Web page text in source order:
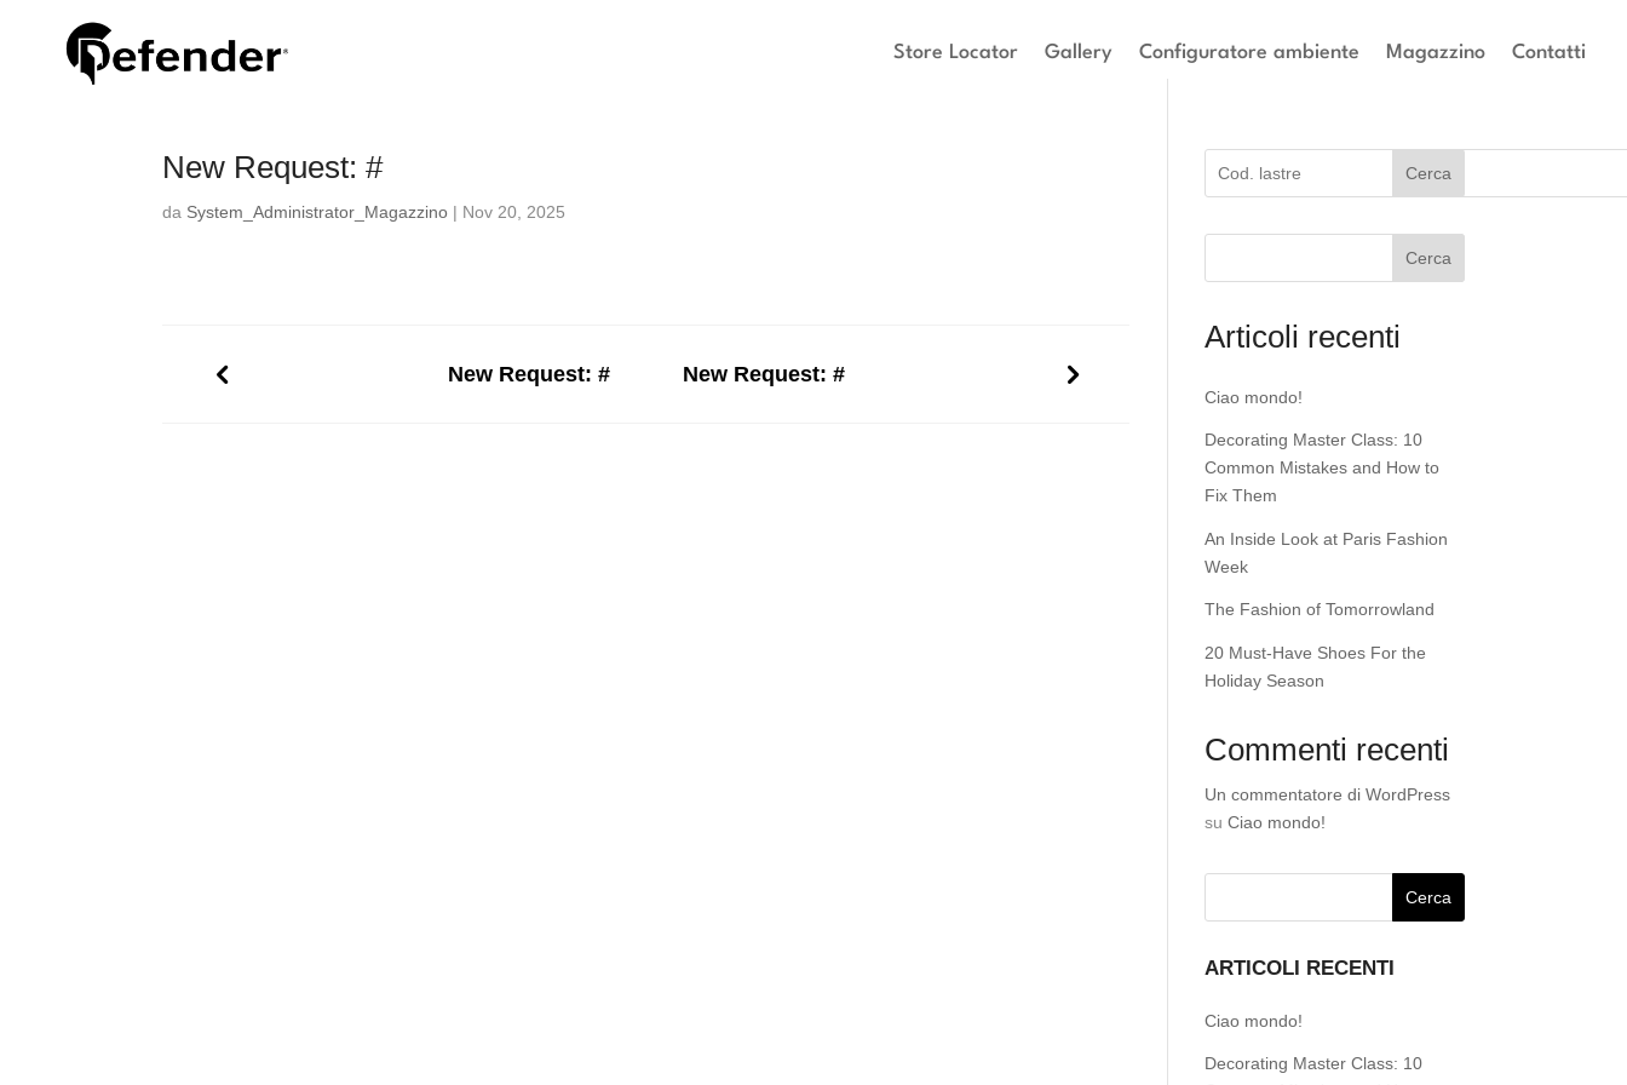
Store Locator Gallery Configuratore ambiente Magazzino Contatti
New Request: #
da System_Administrator_Magazzino | Nov 20, 2025
New Request: # New Request: #
Cerca
Cerca
Articoli recenti
Ciao mondo!
Decorating Master Class: 10
Common Mistakes and How to
Fix Them
An Inside Look at Paris Fashion
Week
The Fashion of Tomorrowland
20 Must-Have Shoes For the
Holiday Season
Commenti recenti
Un commentatore di WordPress
su Ciao mondo!
ARTICOLI RECENTI
Ciao mondo!
Decorating Master Class: 10